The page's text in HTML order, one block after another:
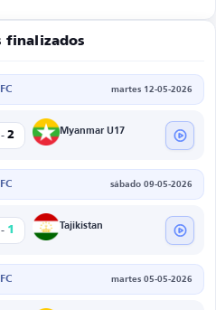
finalizados
martes 12-05-2026
- 2 Myanmar U17
sábado 09-05-2026
- 1 Tajikistan
martes 05-05-2026